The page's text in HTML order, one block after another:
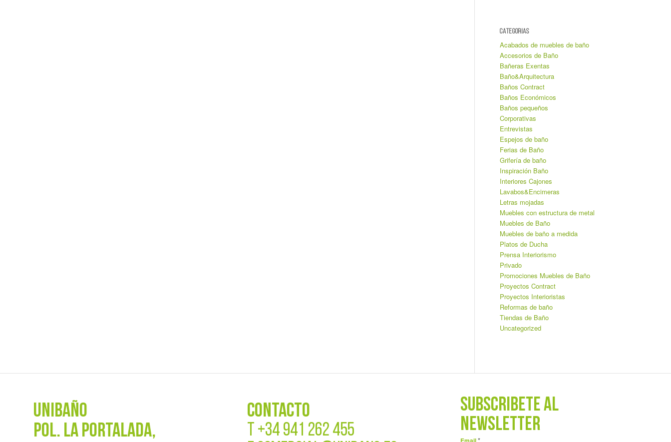
CATEGORIAS
Acabados de muebles de baño
Accesorios de Baño
Bañeras Exentas
Baño&Arquitectura
Baños Contract
Baños Económicos
Baños pequeños
Corporativas
Entrevistas
Espejos de baño
Ferias de Baño
Grifería de baño
Inspiración Baño
Interiores Cajones
Lavabos&Encimeras
Letras mojadas
Muebles con estructura de metal
Muebles de Baño
Muebles de baño a medida
Platos de Ducha
Prensa Interiorismo
Privado
Promociones Muebles de Baño
Proyectos Contract
Proyectos Interioristas
Reformas de baño
Tiendas de Baño
Uncategorized
UNIBAÑO
POL. La Portalada,
CONTACTO
T +34 941 262 455
SUBSCRÍBETE AL
NEWSLETTER
*